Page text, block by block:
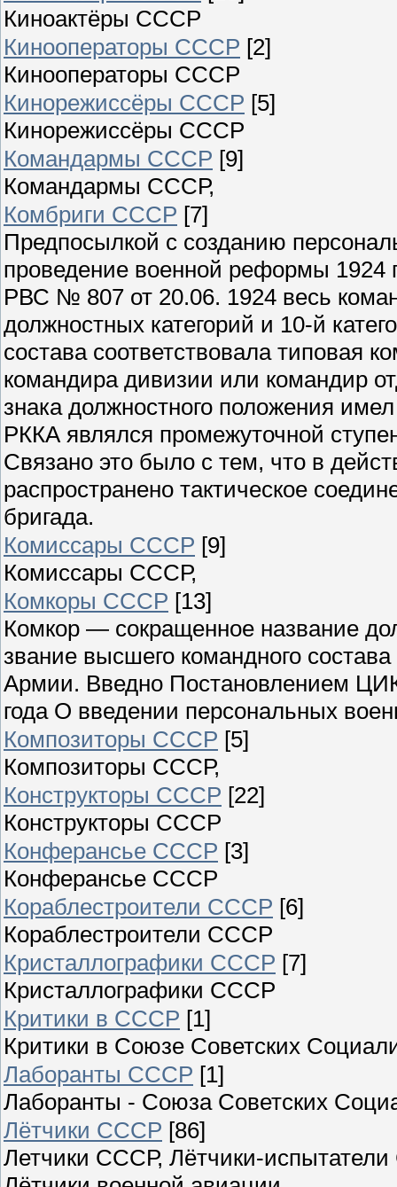
Киноактёры СССР
Кинооператоры СССР [2]
Кинооператоры СССР
Кинорежиссёры СССР [5]
Кинорежиссёры СССР
Командармы СССР [9]
Командармы СССР,
Комбриги СССР [7]
Предпосылкой с созданию
проведение военной реформы 1924
РВС № 807 от 20.06. 1924 весь
должностных категорий и 10-й
состава соответствовала типовая
командира дивизии или командир
знака должностного положения
РККА являлся промежуточной
Связано это было с тем, что в
распространено тактическое
бригада.
Комиссары СССР [9]
Комиссары СССР,
Комкоры СССР [13]
Комкор — сокращенное название
звание высшего командного
Армии. Введно Постановлением
года О введении персональных
Композиторы СССР [5]
Композиторы СССР,
Конструкторы СССР [22]
Конструкторы СССР
Конферансье СССР [3]
Конферансье СССР
Кораблестроители СССР [6]
Кораблестроители СССР
Кристаллографики СССР [7]
Кристаллографики СССР
Критики в СССР [1]
Критики в Союзе Советских
Лаборанты СССР [1]
Лаборанты - Союза Советских
Лётчики СССР [86]
Летчики СССР, Лётчики-